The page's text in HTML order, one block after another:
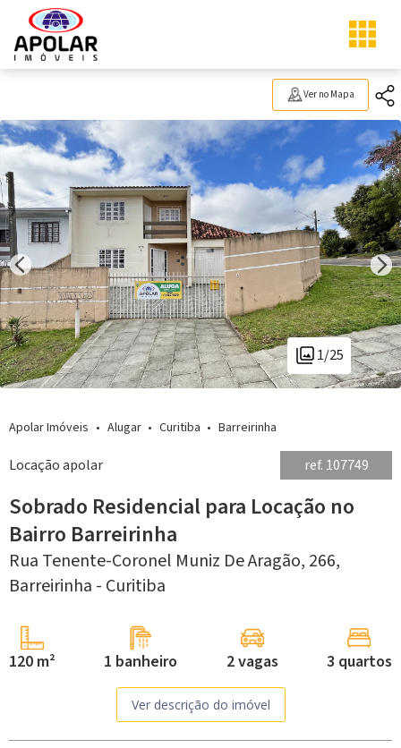
Ver no Mapa
1/25
Apolar Imóveis Alugar Curitiba Barreirinha
Locação apolar ref. 107749
Sobrado Residencial para Locação no
Bairro Barreirinha
Rua Tenente-Coronel Muniz De Aragão, 266,
Barreirinha - Curitiba
120 m² 1 banheiro 2 vagas 3 quartos
Ver descrição do imóvel